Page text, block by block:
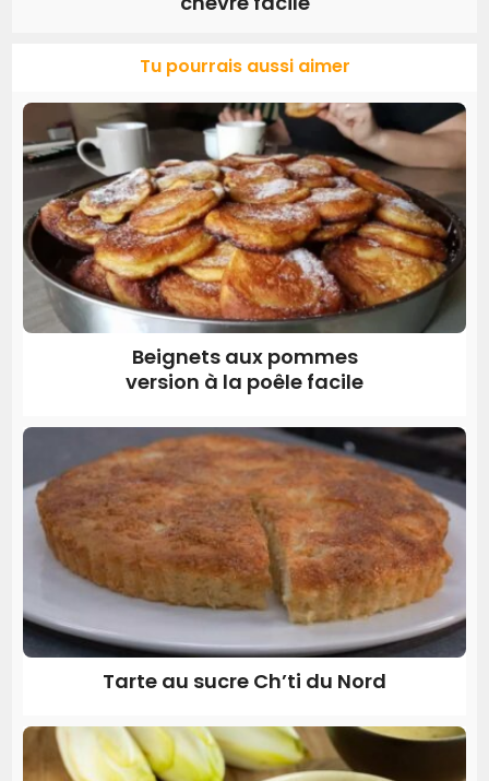
Tu pourrais aussi aimer
Beignets aux pommes
version à la poêle facile
Tarte au sucre Ch’ti du Nord